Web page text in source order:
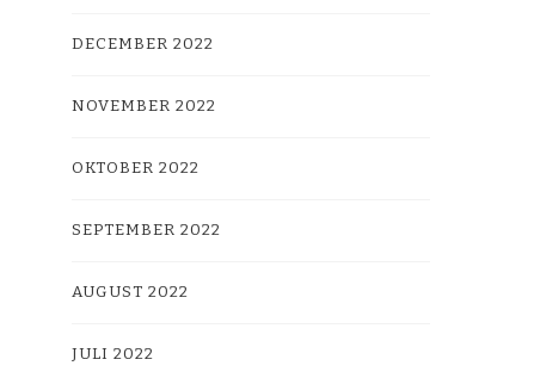
DECEMBER 2022
NOVEMBER 2022
OKTOBER 2022
SEPTEMBER 2022
AUGUST 2022
JULI 2022